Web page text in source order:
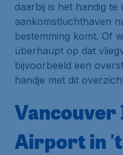
daarbij is het handig
aankomstluchthaven
bestemming komt. Of
überhaupt op dat
bijvoorbeeld een
handje met dit
Airport in